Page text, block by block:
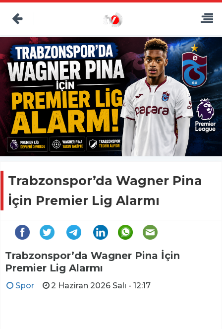
Trabzonspor’da Wagner Pina
İçin Premier Lig Alarmı
Trabzonspor’da Wagner Pina İçin
Premier Lig Alarmı
Spor 2 Haziran 2026 Salı - 12:17